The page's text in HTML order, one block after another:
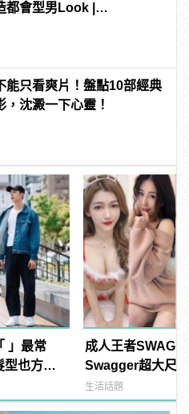
都會型男Look |
能只看爽片！盤點10部經典
，沈澱一下心靈！
」最常
型也方便
成人王者SWAG
Swagger超大尺
紅海鮮通通有，
結！ |
生活話題